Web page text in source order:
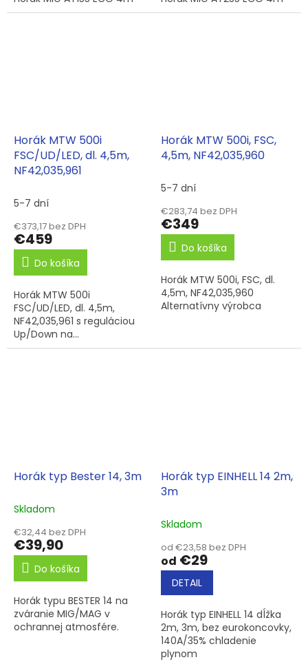
Horák MTW 500i
FSC/UD/LED, dl. 4,5m,
NF42,035,961
5-7 dní
€373,17 bez DPH
€459
Do košíka
Horák MTW 500i
FSC/UD/LED, dl. 4,5m,
NF42,035,961 s reguláciou
Up/Down na...
Horák MTW 500i, FSC,
4,5m, NF42,035,960
5-7 dní
€283,74 bez DPH
€349
Do košíka
Horák MTW 500i, FSC, dl.
4,5m, NF42,035,960
Alternatívny výrobca
Horák typ Bester 14, 3m
Skladom
€32,44 bez DPH
€39,90
Do košíka
Horák typu BESTER 14 na
zváranie MIG/MAG v
ochrannej atmosfére.
Horák typ EINHELL 14 2m,
3m
Skladom
od €23,58 bez DPH
od €29
DETAIL
Horák typ EINHELL 14 dĺžka
2m, 3m, bez eurokoncovky,
140A/35% chladenie
plynom